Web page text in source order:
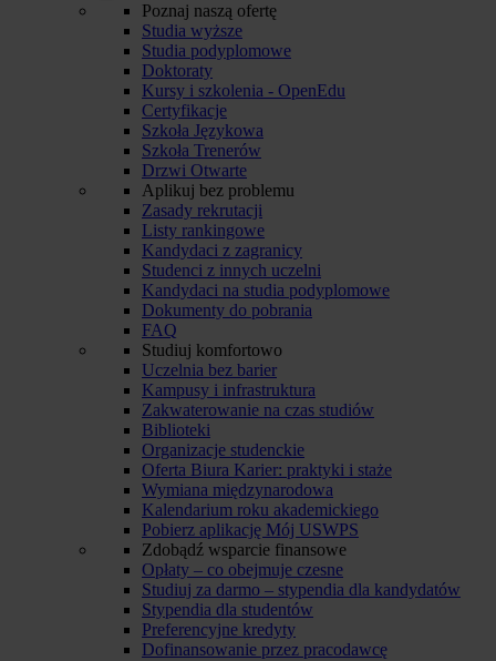
Poznaj naszą ofertę
Studia wyższe
Studia podyplomowe
Doktoraty
Kursy i szkolenia - OpenEdu
Certyfikacje
Szkoła Językowa
Szkoła Trenerów
Drzwi Otwarte
Aplikuj bez problemu
Zasady rekrutacji
Listy rankingowe
Kandydaci z zagranicy
Studenci z innych uczelni
Kandydaci na studia podyplomowe
Dokumenty do pobrania
FAQ
Studiuj komfortowo
Uczelnia bez barier
Kampusy i infrastruktura
Zakwaterowanie na czas studiów
Biblioteki
Organizacje studenckie
Oferta Biura Karier: praktyki i staże
Wymiana międzynarodowa
Kalendarium roku akademickiego
Pobierz aplikację Mój USWPS
Zdobądź wsparcie finansowe
Opłaty – co obejmuje czesne
Studiuj za darmo – stypendia dla kandydatów
Stypendia dla studentów
Preferencyjne kredyty
Dofinansowanie przez pracodawcę